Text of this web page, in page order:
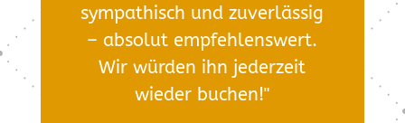
sympathisch und zuverlässig
– absolut empfehlenswert.
Wir würden ihn jederzeit
wieder buchen!"